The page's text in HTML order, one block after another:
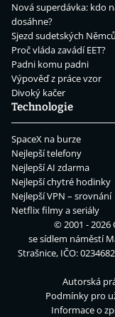
Nová superdávka: kdo
dosáhne?
Sjezd sudetských Němců
Proč vláda zavádí EET?
Padni komu padni
Výpověď z práce vzor
Divoký kačer
Technologie
SpaceX na burze
Nejlepší telefony
Nejlepší AI zdarma
Nejlepší chytré hodinky
Nejlepší VPN – srovnání
Netflix filmy a seriály
© 2001 - 2026
se sídlem náměstí
Strašnice, IČO:
Autorská
Podmínky pro
Informace o